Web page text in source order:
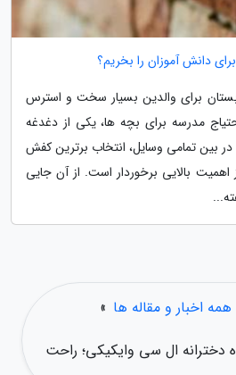
دانش آموزان را بخریم؟
برای والدین بسیار سخت و استرس
مدرسه برای بچه ها، یکی از دغدغه
بین تمامی وسایل، انتخاب برترین کفش
بالایی برخوردار است. از آن جایی
همه اخبار و مقاله ها »
دخترانه ال سی وایکیکی؛ راحت